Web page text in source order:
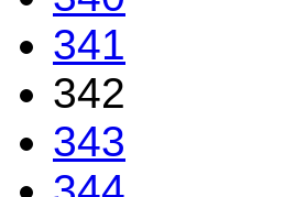
341
342
343